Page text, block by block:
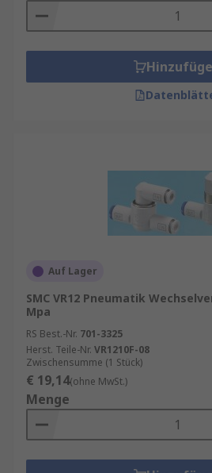
Auf Lager
SMC VR12 Pneumatik
Mpa
RS Best.-Nr. 701-3325
Herst. Teile-Nr. VR1210F-08
Zwischensumme (1 Stück)
€ 19,14(ohne MwSt.)
Menge